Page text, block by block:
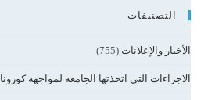
التصنيفات
الأخبار والإعلانات (755)
الاجراءات التي اتخذتها الجامعة لمواجهة كورونا